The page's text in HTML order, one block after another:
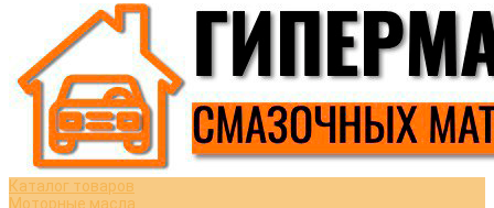
Каталог товаров
Моторные масла